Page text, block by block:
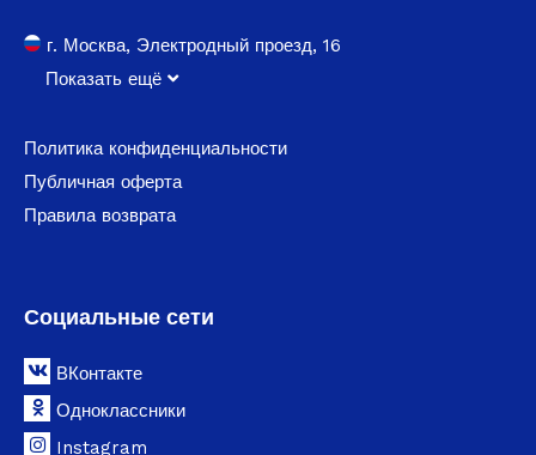
г. Москва, Электродный проезд, 16
Показать ещё
Политика конфиденциальности
Публичная оферта
Правила возврата
Социальные сети
ВКонтакте
Одноклассники
Instagram